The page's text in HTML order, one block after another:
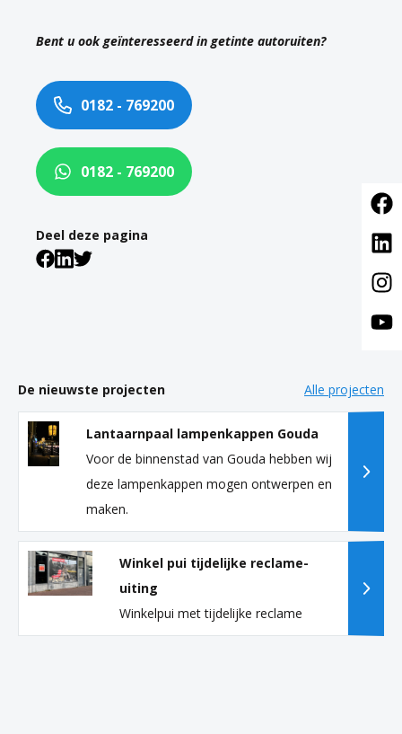
Bent u ook geïnteresseerd in getinte autoruiten?
0182 - 769200
0182 - 769200
Deel deze pagina
De nieuwste projecten Alle projecten
Lantaarnpaal lampenkappen Gouda
Voor de binnenstad van Gouda hebben wij
deze lampenkappen mogen ontwerpen en
maken.
Winkel pui tijdelijke reclame-
uiting
Winkelpui met tijdelijke reclame